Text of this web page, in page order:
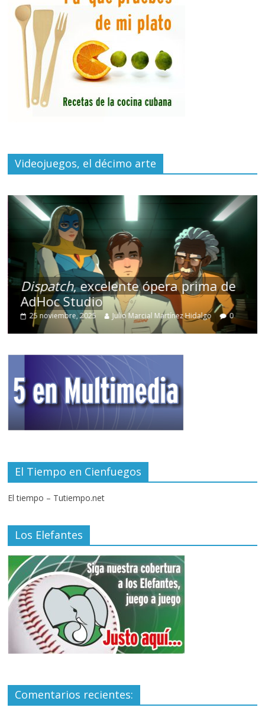
Videojuegos, el décimo arte
Dispatch, excelente ópera prima de
AdHoc Studio
25 noviembre, 2025 Julio Marcial Martínez Hidalgo 0
El Tiempo en Cienfuegos
El tiempo – Tutiempo.net
Los Elefantes
Comentarios recientes: